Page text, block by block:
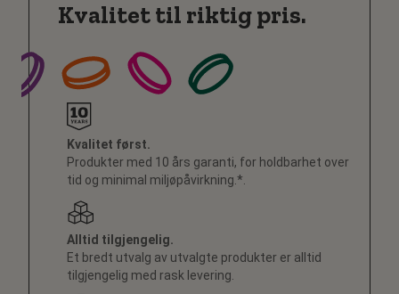
Kvalitet til riktig pris.
Kvalitet først.
Produkter med 10 års garanti, for holdbarhet over
tid og minimal miljøpåvirkning.*.
Alltid tilgjengelig.
Et bredt utvalg av utvalgte produkter er alltid
tilgjengelig med rask levering.